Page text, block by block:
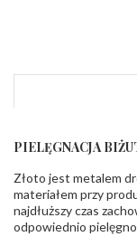
INNE PARAMETRY
Producent
odpowiedzialny:
PIELĘGNACJA
Złoto jest metalem
materiałem przy
najdłuższy czas
odpowiednio